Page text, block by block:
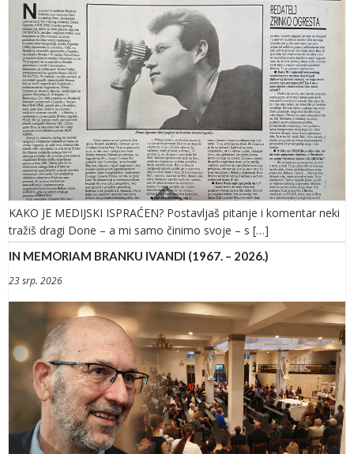
KAKO JE MEDIJSKI ISPRAĆEN? Postavljaš pitanje i komentar neki
tražiš dragi Done – a mi samo činimo svoje – s […]
IN MEMORIAM BRANKU IVANDI (1967. – 2026.)
23 srp. 2026